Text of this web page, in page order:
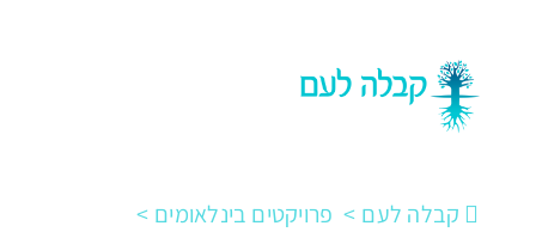
פרויקטים בינלאומים